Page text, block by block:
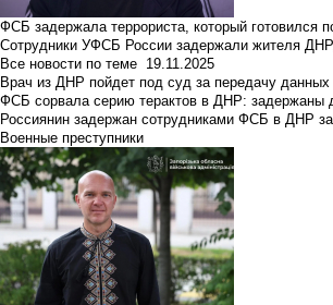
ФСБ задержала террориста, который готовился
Сотрудники УФСБ России задержали жителя
Все новости по теме 19.11.2025
Врач из ДНР пойдет под суд за передачу
ФСБ сорвала серию терактов в ДНР: задержаны
Россиянин задержан сотрудниками ФСБ в ДНР
Военные преступники